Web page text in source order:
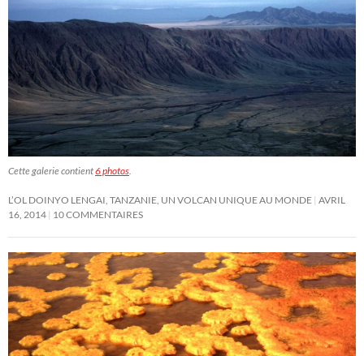
Cette galerie contient6 photos
L’OL DOINYO LENGAI, TANZANIE, UN VOLCAN UNIQUE AU MONDE AVRIL
16, 2014 10 COMMENTAIRES